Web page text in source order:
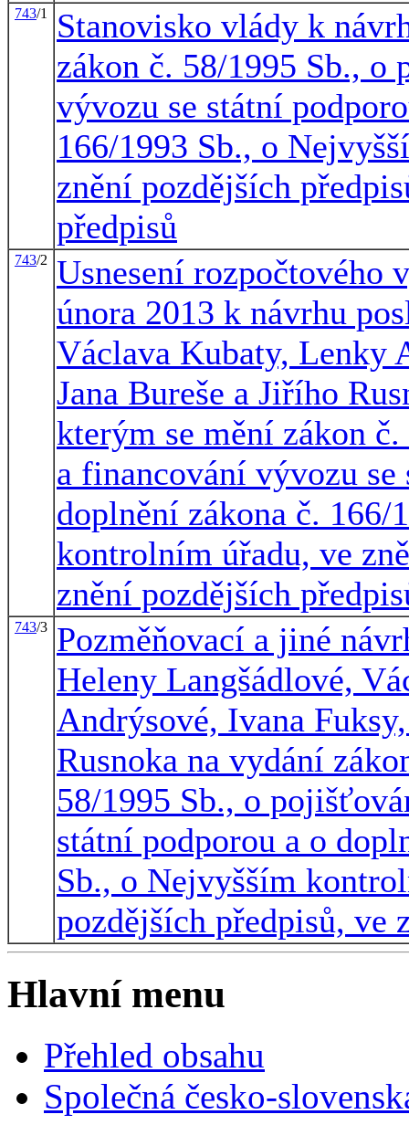
743/1
Stanovisko vlády k
zákon č. 58/1995 Sb.,
vývozu se státní
166/1993 Sb., o
znění pozdějších
předpisů
743/2
Usnesení rozpočtového
února 2013 k návrhu
Václava Kubaty, Lenky
Jana Bureše a Jiřího
kterým se mění zákon
a financování vývozu se
doplnění zákona č. 166/
kontrolním úřadu, ve
znění pozdějších
743/3
Pozměňovací a jiné
Heleny Langšádlové,
Andrýsové, Ivana
Rusnoka na vydání
58/1995 Sb., o
státní podporou a o
Sb., o Nejvyšším
pozdějších předpisů, ve
Hlavní menu
Přehled obsahu
Společná česko-